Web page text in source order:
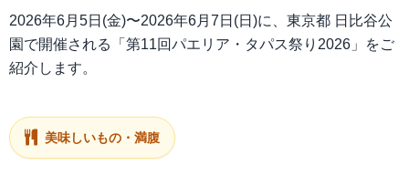
2026年6月5日(金)〜2026年6月7日(日)に、東京都 日比谷公
園で開催される「第11回パエリア・タパス祭り2026」をご
紹介します。
美味しいもの・満腹